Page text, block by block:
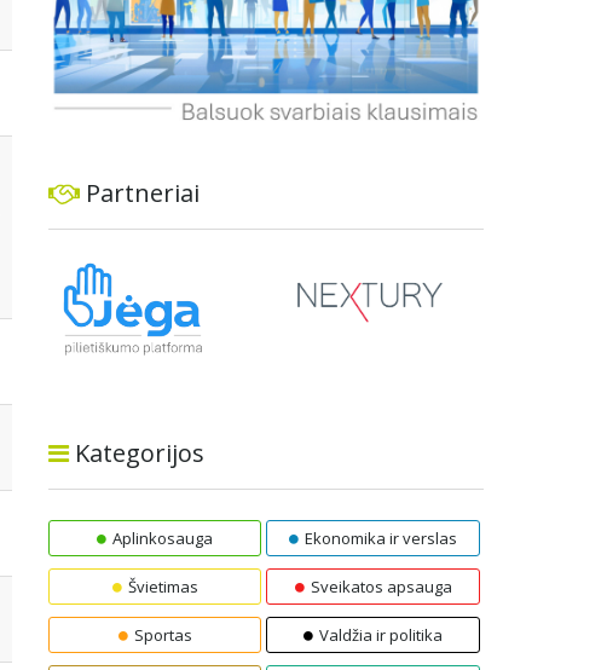
Partneriai
Kategorijos
Aplinkosauga Ekonomika ir verslas
Švietimas Sveikatos apsauga
Sportas Valdžia ir politika